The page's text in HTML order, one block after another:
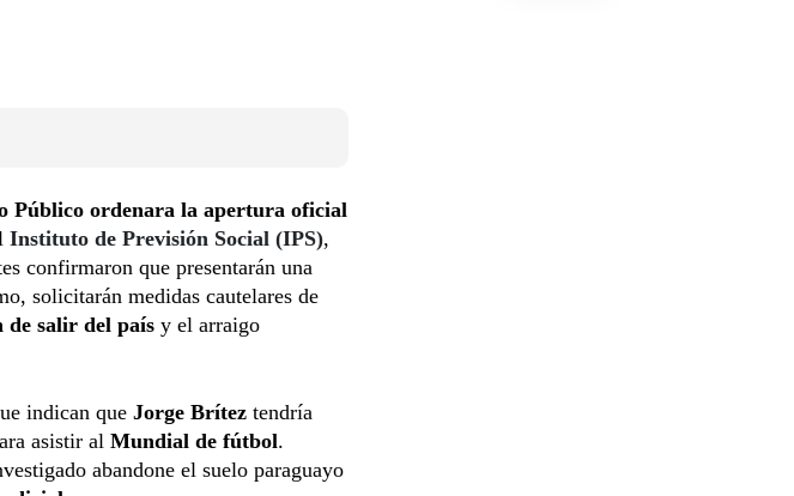
Público ordenara la apertura oficial
Instituto de Previsión Social (IPS),
confirmaron que presentarán una
solicitarán medidas cautelares de
salir del país y el arraigo
indican que Jorge Brítez tendría
asistir al Mundial de fútbol.
abandone el suelo paraguayo